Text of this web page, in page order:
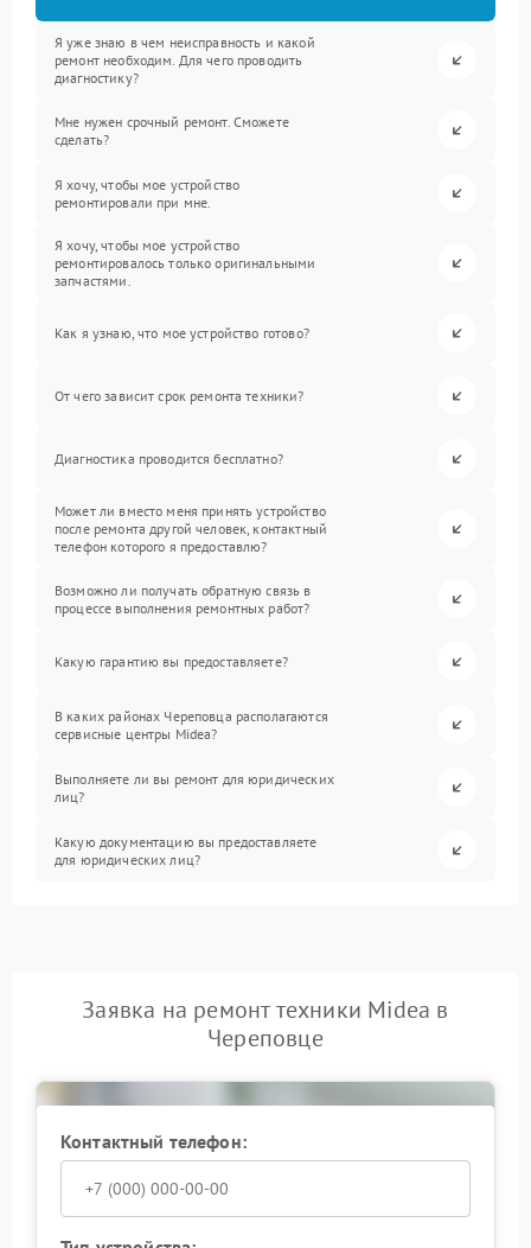
Я уже знаю в чем неисправность и какой
ремонт необходим. Для чего проводить
диагностику?
Мне нужен срочный ремонт. Сможете
сделать?
Я хочу, чтобы мое устройство
ремонтировали при мне.
Я хочу, чтобы мое устройство
ремонтировалось только оригинальными
запчастями.
Как я узнаю, что мое устройство готово?
От чего зависит срок ремонта техники?
Диагностика проводится бесплатно?
Может ли вместо меня принять устройство
после ремонта другой человек, контактный
телефон которого я предоставлю?
Возможно ли получать обратную связь в
процессе выполнения ремонтных работ?
Какую гарантию вы предоставляете?
В каких районах Череповца располагаются
сервисные центры Midea?
Выполняете ли вы ремонт для юридических
лиц?
Какую документацию вы предоставляете
для юридических лиц?
Заявка на ремонт техники Midea в
Череповце
Контактный телефон: